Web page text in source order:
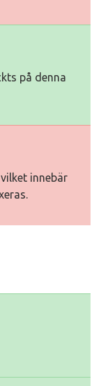
på denna
innebär